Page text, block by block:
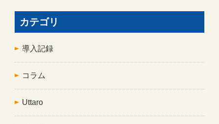
カテゴリ
導入記録
コラム
Uttaro